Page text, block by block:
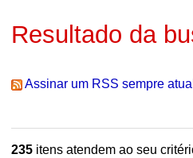
Resultado da
Assinar um RSS sempre
235itens atendem ao seu